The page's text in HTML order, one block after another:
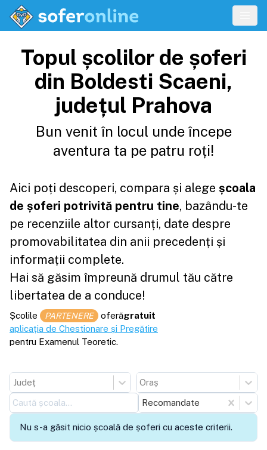
Topul școlilor de șoferi
din Boldesti Scaeni,
județul Prahova
Bun venit în locul unde începe
aventura ta pe patru roți!
Aici poți descoperi, compara și alege școala
de șoferi potrivită pentru tine, bazându-te
pe recenziile altor cursanți, date despre
promovabilitatea din anii precedenți și
informații complete.
Hai să găsim împreună drumul tău către
libertatea de a conduce!
Școlile PARTENERE oferăgratuit
aplicația de Chestionare și Pregătire
pentru Examenul Teoretic.
Județ
Oraș
Recomandate
Nu s-a găsit nicio școală de șoferi cu aceste criterii.